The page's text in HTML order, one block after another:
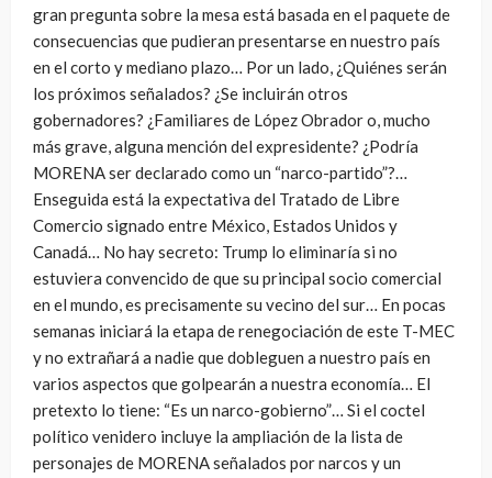
gran pregunta sobre la mesa está basada en el paquete de
consecuencias que pudieran presentarse en nuestro país
en el corto y mediano plazo… Por un lado, ¿Quiénes serán
los próximos señalados? ¿Se incluirán otros
gobernadores? ¿Familiares de López Obrador o, mucho
más grave, alguna mención del expresidente? ¿Podría
MORENA ser declarado como un “narco-partido”?…
Enseguida está la expectativa del Tratado de Libre
Comercio signado entre México, Estados Unidos y
Canadá… No hay secreto: Trump lo eliminaría si no
estuviera convencido de que su principal socio comercial
en el mundo, es precisamente su vecino del sur… En pocas
semanas iniciará la etapa de renegociación de este T-MEC
y no extrañará a nadie que dobleguen a nuestro país en
varios aspectos que golpearán a nuestra economía… El
pretexto lo tiene: “Es un narco-gobierno”… Si el coctel
político venidero incluye la ampliación de la lista de
personajes de MORENA señalados por narcos y un